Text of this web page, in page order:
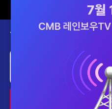
Today’s Program
대한민국 리
투데이 업&다